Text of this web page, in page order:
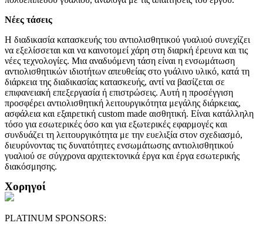
Νέες τάσεις
Η διαδικασία κατασκευής του αντιολισθητικού γυαλιού συνεχίζει
να εξελίσσεται και να καινοτομεί χάρη στη διαρκή έρευνα και τις
νέες τεχνολογίες. Μια αναδυόμενη τάση είναι η ενσωμάτωση
αντιολισθητικών ιδιοτήτων απευθείας στο γυάλινο υλικό, κατά τη
διάρκεια της διαδικασίας κατασκευής, αντί να βασίζεται σε
επιφανειακή επεξεργασία ή επιστρώσεις. Αυτή η προσέγγιση
προσφέρει αντιολισθητική λειτουργικότητα μεγάλης διάρκειας,
ασφάλεια και εξαιρετική custom made αισθητική. Είναι κατάλληλη
τόσο για εσωτερικές όσο και για εξωτερικές εφαρμογές και
συνδυάζει τη λειτουργικότητα με την ευελιξία στον σχεδιασμό,
διευρύνοντας τις δυνατότητες ενσωμάτωσης αντιολισθητικού
γυαλιού σε σύγχρονα αρχιτεκτονικά έργα και έργα εσωτερικής
διακόσμησης.
Χορηγοί
PLATINUM SPONSORS: